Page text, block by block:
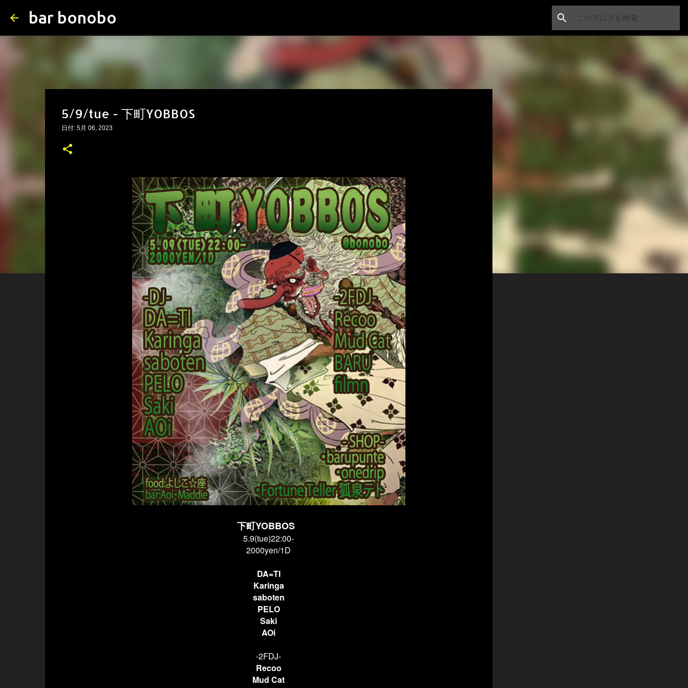
bar bonobo
5/9/tue - 下町YOBBOS
日付: 5月 06, 2023
下町YOBBOS
5.9(tue)22:00-
2000yen/1D
DA=TI
Karinga
saboten
PELO
Saki
AOi
-2FDJ-
Recoo
Mud Cat